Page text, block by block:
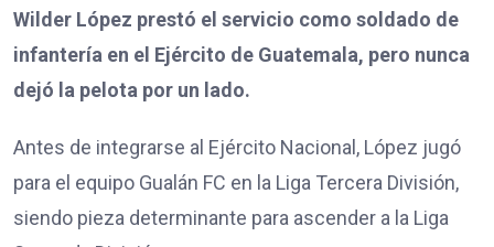
Wilder López prestó el servicio como soldado de
infantería en el Ejército de Guatemala, pero nunca
dejó la pelota por un lado.
Antes de integrarse al Ejército Nacional, López jugó
para el equipo Gualán FC en la Liga Tercera División,
siendo pieza determinante para ascender a la Liga